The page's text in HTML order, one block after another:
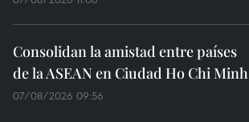
Consolidan la amistad entre países
de la ASEAN en Ciudad Ho Chi Minh
07/08/2026 09:56